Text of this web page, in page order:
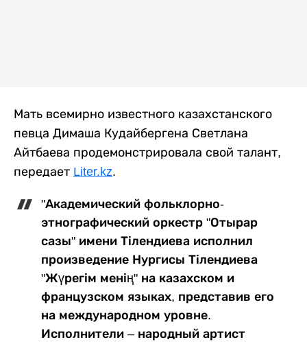
Мать всемирно известного казахстанского
певца Димаша Кудайбергена Светлана
Айтбаева продемонстрировала свой талант,
передает Liter.kz.
"Академический фольклорно-
этнографический оркестр "Отырар
сазы" имени Тілендиева исполнил
произведение Нургисы Тілендиева
"Жүрегім менің" на казахском и
французском языках, представив его
на международном уровне.
Исполнители – народный артист